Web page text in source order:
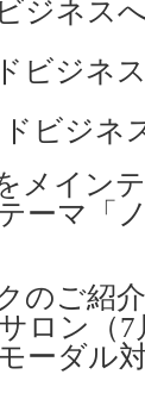
ジネス
ビジネ
ドビジネ
メイン
ーマ「
のご紹
ロン（7
ーダル